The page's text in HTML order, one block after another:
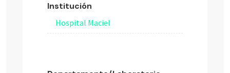
Institución
Hospital Maciel